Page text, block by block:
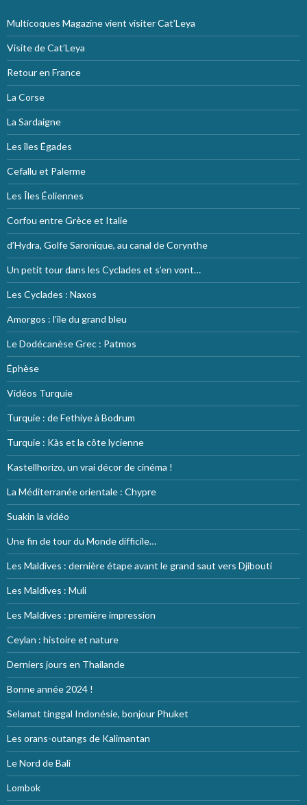
Multicoques Magazine vient visiter Cat’Leya
Visite de Cat’Leya
Retour en France
La Corse
La Sardaigne
Les îles Égades
Cefallu et Palerme
Les Îles Éoliennes
Corfou entre Grèce et Italie
d’Hydra, Golfe Saronique, au canal de Corynthe
Un petit tour dans les Cyclades et s’en vont…
Les Cyclades : Naxos
Amorgos : l’île du grand bleu
Le Dodécanèse Grec : Patmos
Éphèse
Vidéos Turquie
Turquie : de Fethiye à Bodrum
Turquie : Kàs et la côte lycienne
Kastellhorizo, un vrai décor de cinéma !
La Méditerranée orientale : Chypre
Suakin la vidéo
Une fin de tour du Monde difficile…
Les Maldives : dernière étape avant le grand saut vers Djibouti
Les Maldives : Muli
Les Maldives : première impression
Ceylan : histoire et nature
Derniers jours en Thailande
Bonne année 2024 !
Selamat tinggal Indonésie, bonjour Phuket
Les orans-outangs de Kalimantan
Le Nord de Bali
Lombok